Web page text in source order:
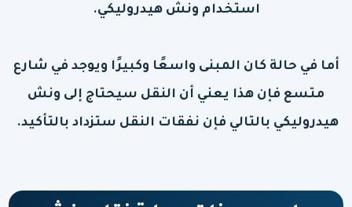
استخدام ونش هيدروليكي.
أما في حالة كان المبنى واسعًا وكبيرًا ويوجد في شارع
متسع فإن هذا يعني أن النقل سيحتاج إلى ونش
هيدروليكي بالتالي فإن نفقات النقل ستزداد بالتأكيد.